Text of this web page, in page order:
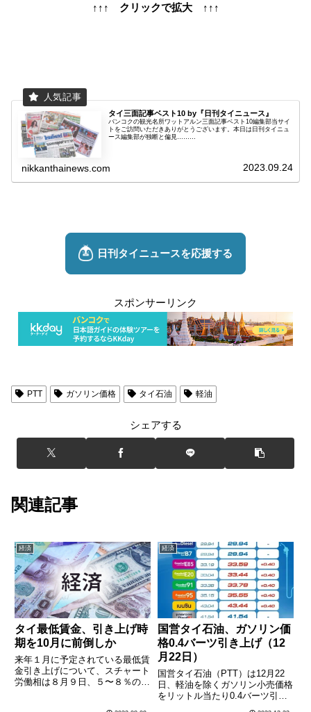
↑↑↑ クリックで拡大 ↑↑↑
タイ三面記事ベスト10 by『日刊タイニュース』
バンコクの観光名所ワットアルン三面記事ベスト10編集部当サイ
トをご訪問いただきありがとうございます。本日は日刊タイニュ
ース編集部が独断と偏見………
nikkanthainews.com 2023.09.24
スポンサーリンク
PTT ガソリン価格 タイ石油 軽油
シェアする
関連記事
経済
タイ最低賃金、引き上げ時
期を10月に前倒しか
来年１月に予定されている最低賃
金引き上げについて、スチャート
労働相は８月９日、５〜８％の引
経済
国営タイ石油、ガソリン価
格0.4バーツ引き上げ（12
月22日）
国営タイ石油（PTT）は12月22
日、軽油を除くガソリン小売価格
をリットル当たり0.4バーツ引き